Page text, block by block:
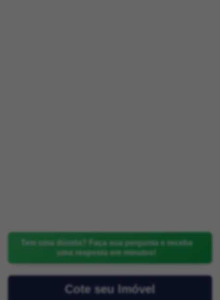
Tem uma dúvida? Faça sua pergunta e receba
uma resposta em minutos!
Cote seu Imóvel